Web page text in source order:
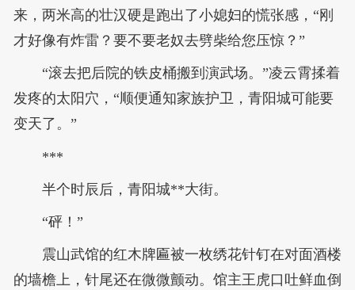
来，两米高的壮汉硬是跑出了小媳妇的慌张感，“刚
才好像有炸雷？要不要老奴去劈柴给您压惊？”
“滚去把后院的铁皮桶搬到演武场。”凌云霄揉着
发疼的太阳穴，“顺便通知家族护卫，青阳城可能要
变天了。”
***
半个时辰后，青阳城**大街。
“砰！”
震山武馆的红木牌匾被一枚绣花针钉在对面酒楼
的墙檐上，针尾还在微微颤动。馆主王虎口吐鲜血倒